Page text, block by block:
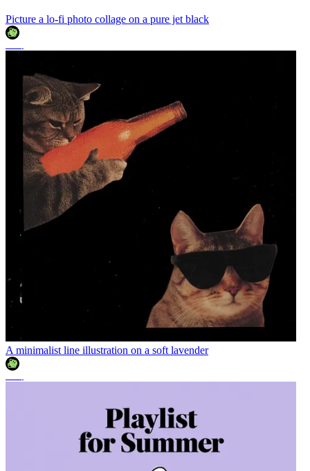
Picture a lo-fi photo collage on a pure jet black
A minimalist line illustration on a soft lavender